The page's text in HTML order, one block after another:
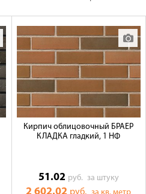
Кирпич облицовочный БРАЕР
КЛАДКА гладкий, 1 НФ
51.02 руб. за штуку